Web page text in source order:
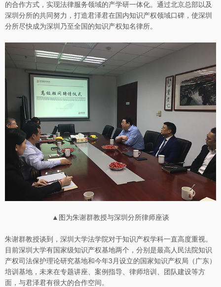
的合作方式，实现法律服务领域的产学研一体化。通过北京总部以及
深圳分所的共同努力，打造君泽君在国内知识产权领域口碑，使深圳
分所尽快成为深圳乃至全国的知识产权知名律所。
▲图为朱谢群教授与深圳分所律师座谈
朱谢群教授谈到，深圳大学法学院对于知识产权学科一直高度重视。
目前深圳大学有国家级知识产权基地两个，分别是最高人民法院知识
产权司法保护理论研究基地和今年3月设立的国家知识产权局（广东）
培训基地，未来在专题讲座、案例指导、律师培训、团队建设等方
面，与君泽君有很大的合作空间。